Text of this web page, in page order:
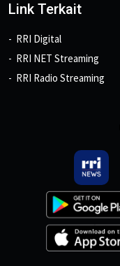
Link Terkait
RRI Digital
RRI NET Streaming
RRI Radio Streaming